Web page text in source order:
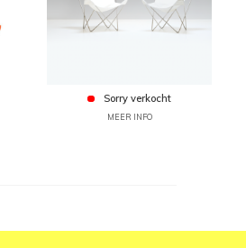
Sorry verkocht
MEER INFO